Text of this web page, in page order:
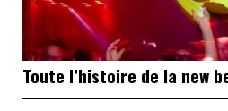
Toute l’histoire de la new